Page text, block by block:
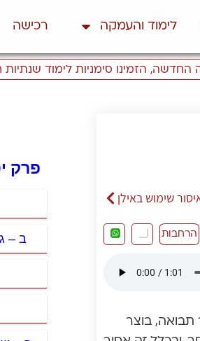
לימוד והעמקה רכישה
החדשה, הזמינו סימניות לימוד שנתיות
שימוש באילן
הרחבות
תבואה, בוצר
פרק
ב –